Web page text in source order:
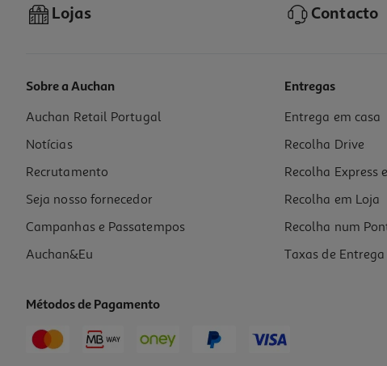
Iogurte Natural Auchan Cremoso 500g
2.18 €/Kg
1,09 €
Lojas Contacto
Sobre a Auchan
Auchan Retail Portugal
Notícias
Recrutamento
Seja nosso fornecedor
Campanhas e Passatempos
Auchan&Eu
Entregas
Entrega em casa
Recolha Drive
Recolha Express
Recolha em Loja
Recolha num
Taxas de Entrega
Métodos de Pagamento